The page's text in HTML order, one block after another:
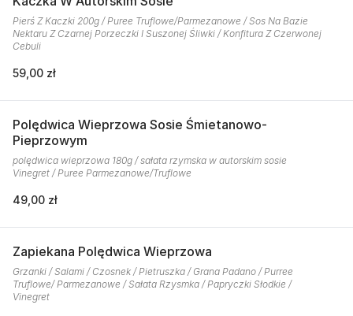
Pierś Z Kaczki 200g / Puree Truflowe/Parmezanowe / Sos Na Bazie
Nektaru Z Czarnej Porzeczki I Suszonej Śliwki / Konfitura Z Czerwonej
Cebuli
59,00 zł
Polędwica Wieprzowa Sosie Śmietanowo-
Pieprzowym
polędwica wieprzowa 180g / sałata rzymska w autorskim sosie
Vinegret / Puree Parmezanowe/Truflowe
49,00 zł
Zapiekana Polędwica Wieprzowa
Grzanki / Salami / Czosnek / Pietruszka / Grana Padano / Purree
Truflowe/ Parmezanowe / Sałata Rzysmka / Papryczki Słodkie /
Vinegret